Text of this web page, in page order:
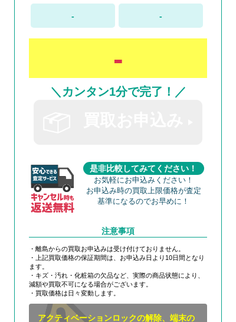
- -
-
＼カンタン1分で完了！／
是非比較してみてください！
お気軽にお申込みください！
お申込み時の買取上限価格が査定
基準になるのでお早めに！
注意事項
・離島からの買取お申込みは受け付けておりません。
・上記買取価格の保証期間は、お申込み日より10日間となり
ます。
・キズ・汚れ・化粧箱の欠品など、実際の商品状態により、
減額や買取不可になる場合がございます。
・買取価格は日々変動します。
アクティベーションロックの解除、端末の